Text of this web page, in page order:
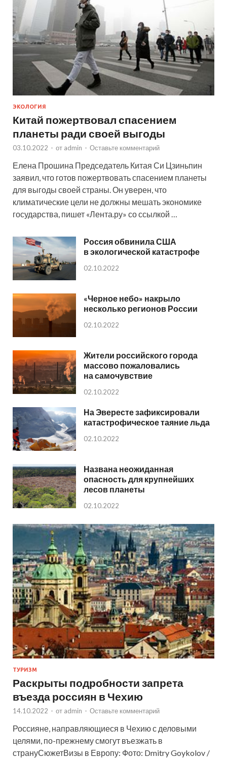
ЭКОЛОГИЯ
Китай пожертвовал спасением
планеты ради своей выгоды
03.10.2022 - от admin - Оставьте комментарий
Елена Прошина Председатель Китая Си Цзиньпин
заявил, что готов пожертвовать спасением планеты
для выгоды своей страны. Он уверен, что
климатические цели не должны мешать экономике
государства, пишет «Лента.ру» со ссылкой …
Россия обвинила США
в экологической катастрофе
02.10.2022
«Черное небо» накрыло
несколько регионов России
02.10.2022
Жители российского города
массово пожаловались
на самочувствие
02.10.2022
На Эвересте зафиксировали
катастрофическое таяние льда
02.10.2022
Названа неожиданная
опасность для крупнейших
лесов планеты
02.10.2022
ТУРИЗМ
Раскрыты подробности запрета
въезда россиян в Чехию
14.10.2022 - от admin - Оставьте комментарий
Россияне, направляющиеся в Чехию с деловыми
целями, по-прежнему смогут въезжать в
странуСюжетВизы в Европу: Фото: Dmitry Goykolov /